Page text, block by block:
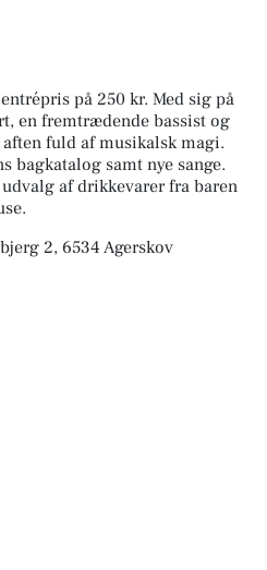
på 250 kr. Med sig på
en fremtrædende bassist og
fuld af musikalsk magi.
bagkatalog samt nye sange.
af drikkevarer fra baren
2, 6534 Agerskov